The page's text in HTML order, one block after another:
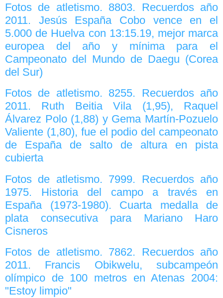
Fotos de atletismo. 8803. Recuerdos año
2011. Jesús España Cobo vence en el
5.000 de Huelva con 13:15.19, mejor marca
europea del año y mínima para el
Campeonato del Mundo de Daegu (Corea
del Sur)
Fotos de atletismo. 8255. Recuerdos año
2011. Ruth Beitia Vila (1,95), Raquel
Álvarez Polo (1,88) y Gema Martín-Pozuelo
Valiente (1,80), fue el podio del campeonato
de España de salto de altura en pista
cubierta
Fotos de atletismo. 7999. Recuerdos año
1975. Historia del campo a través en
España (1973-1980). Cuarta medalla de
plata consecutiva para Mariano Haro
Cisneros
Fotos de atletismo. 7862. Recuerdos año
2011. Francis Obikwelu, subcampeón
olímpico de 100 metros en Atenas 2004:
"Estoy limpio"